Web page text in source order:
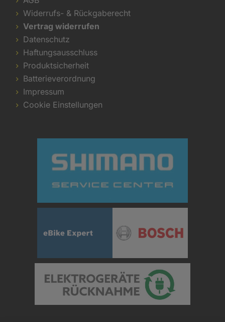
Widerrufs- & Rückgaberecht
Vertrag widerrufen
Datenschutz
Haftungsausschluss
Produktsicherheit
Batterieverordnung
Impressum
Cookie Einstellungen